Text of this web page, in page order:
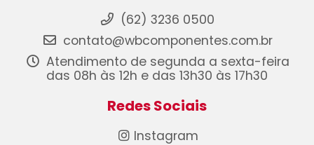
(62) 3236 0500
contato@wbcomponentes.com.br
Atendimento de segunda a sexta-feira
das 08h às 12h e das 13h30 às 17h30
Redes Sociais
Instagram